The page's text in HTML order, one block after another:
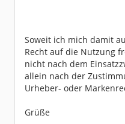
Soweit ich mich damit
Recht auf die Nutzung
nicht nach dem
allein nach der
Urheber- oder
Grüße